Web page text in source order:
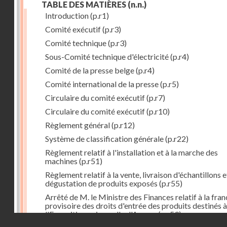
TABLE DES MATIÈRES (n.n.)
Introduction(p.r1)
Comité exécutif(p.r3)
Comité technique(p.r3)
Sous-Comité technique d'électricité(p.r4)
Comité de la presse belge(p.r4)
Comité international de la presse(p.r5)
Circulaire du comité exécutif(p.r7)
Circulaire du comité exécutif(p.r10)
Règlement général(p.r12)
Système de classification générale(p.r22)
Règlement relatif à l'installation et à la marche des
machines (p.r51)
Règlement relatif à la vente, livraison d'échantillons
dégustation de produits exposés (p.r55)
Arrêté de M. le Ministre des Finances relatif à la
provisoire des droits d'entrée des produits destinés à
l'Exposition universelle d'Anvers(p.r59)